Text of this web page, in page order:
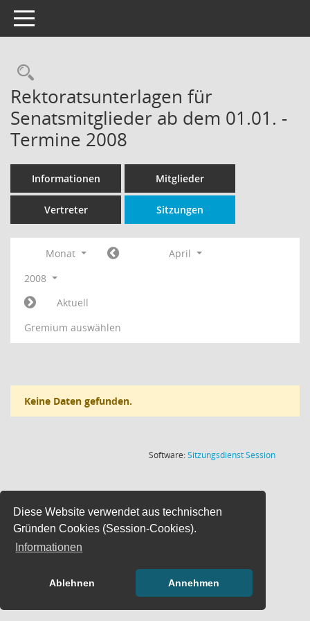
Diese Website verwendet aus technischen
Gründen Cookies (Session-Cookies).
Informationen
Ablehnen Annehmen
Toggle navigation
Rechercheauswahl
Rektoratsunterlagen für
Senatsmitglieder ab dem 01.01. -
Termine 2008
Informationen Mitglieder
Vertreter Sitzungen
Monat
April
2008
Aktuell
Gremium auswählen
Keine Daten gefunden.
Software:SitzungsdienstSession(Wird in